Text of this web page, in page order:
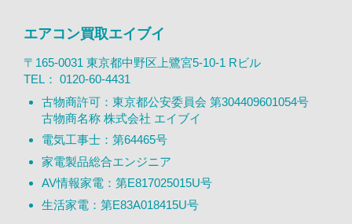
エアコン買取エイブイ
〒165-0031 東京都中野区上鷺宮5-10-1 Rビル
TEL： 0120-60-4431
古物商許可：東京都公安委員会 第304409601054号
古物商名称 株式会社 エイブイ
電気工事士：第64465号
家電製品総合エンジニア
AV情報家電：第E817025015U号
生活家電：第E83A018415U号